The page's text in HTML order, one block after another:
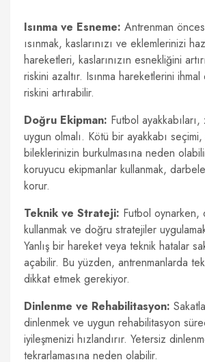
Isınma ve Esneme: Antrenman
ısınmak, kaslarınızı ve eklemlerinizi
hareketleri, kaslarınızın esnekliğini
riskini azaltır. Isınma hareketlerini ihmal
riskini artırabilir.
Doğru Ekipman: Futbol
uygun olmalı. Kötü bir ayakkabı
bileklerinizin burkulmasına neden
koruyucu ekipmanlar kullanmak,
korur.
Teknik ve Strateji: Futbol oynarken,
kullanmak ve doğru stratejiler
Yanlış bir hareket veya teknik hatalar
açabilir. Bu yüzden, antrenmanlarda
dikkat etmek gerekiyor.
Dinlenme ve Rehabilitasyon:
dinlenmek ve uygun rehabilitasyon
iyileşmenizi hızlandırır. Yetersiz
tekrarlamasına neden olabilir.